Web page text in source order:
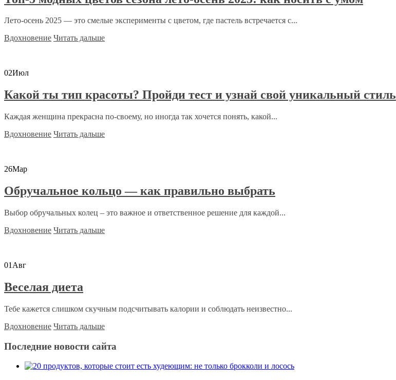
Лето-осень 2025 — это смелые эксперименты с цветом, где пастель встречается с...
Вдохновение Читать дальше
02Июл
Какой ты тип красоты? Пройди тест и узнай свой уникальный стиль
Каждая женщина прекрасна по-своему, но иногда так хочется понять, какой...
Вдохновение Читать дальше
26Мар
Обручальное кольцо — как правильно выбрать
Выбор обручальных колец – это важное и ответственное решение для каждой...
Вдохновение Читать дальше
01 Авг
Веселая диета
Тебе кажется слишком скучным подсчитывать калории и соблюдать неизвестно...
Вдохновение Читать дальше
Последние новости сайта